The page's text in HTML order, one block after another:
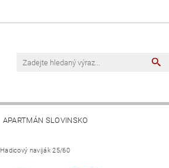
APARTMÁN SLOVINSKO
Hadicový naviják 25/60